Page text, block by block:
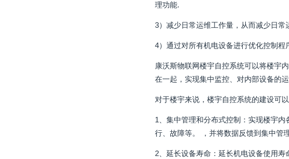
理功能.
3）减少日常运维工作量，从而减少日常
4）通过对所有机电设备进行优化控制程
康沃斯物联网楼宇自控系统可以将楼宇
在一起，实现集中监控、对内部设备的
对于楼宇来说，楼宇自控系统的建设可以
1、集中管理和分布式控制：实现楼宇
行、故障等。 ，并将数据反馈到集中管
2、延长设备寿命：延长机电设备使用